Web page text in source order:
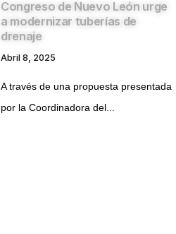
Congreso de Nuevo León urge
a modernizar tuberías de
drenaje
Abril 8, 2025
A través de una propuesta presentada
por la Coordinadora del...